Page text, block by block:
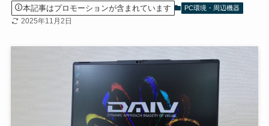
本記事はプロモーションが含まれています PC環境・周辺機器
2025年11月2日